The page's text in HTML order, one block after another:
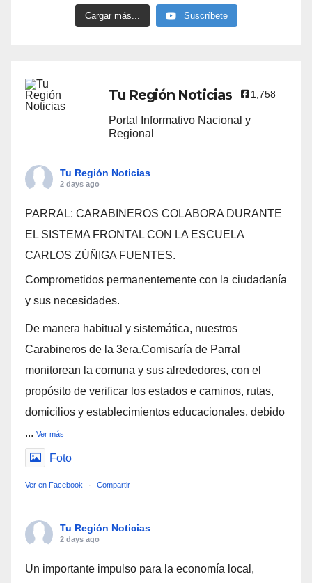
Cargar más... Suscríbete
Tu Región Noticias 1,758
Portal Informativo Nacional y
Regional
Tu Región Noticias
2 days ago
PARRAL: CARABINEROS COLABORA DURANTE
EL SISTEMA FRONTAL CON LA ESCUELA
CARLOS ZÚÑIGA FUENTES.
Comprometidos permanentemente con la ciudadanía
y sus necesidades.
De manera habitual y sistemática, nuestros
Carabineros de la 3era.Comisaría de Parral
monitorean la comuna y sus alrededores, con el
propósito de verificar los estados e caminos, rutas,
domicilios y establecimientos educacionales, debido
... Ver más
Foto
Ver en Facebook · Compartir
Tu Región Noticias
2 days ago
Un importante impulso para la economía local,